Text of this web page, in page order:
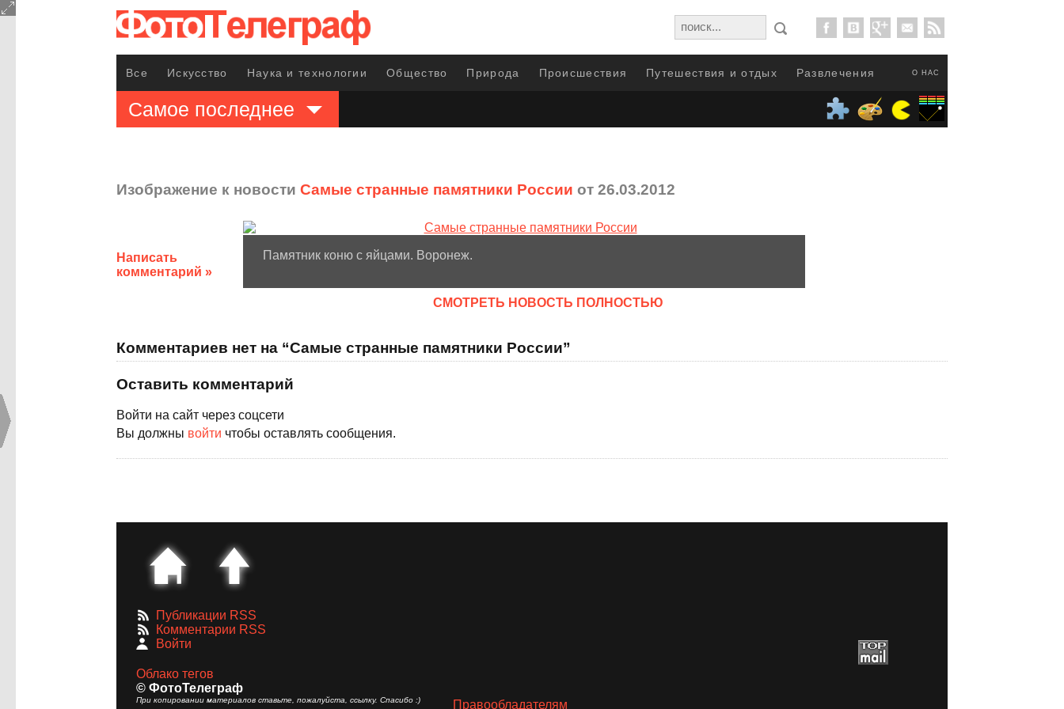
О НАС
Все Искусство Наука и технологии Общество Природа Происшествия Путешествия и отдых Развлечения
Самое последнее
Изображение к новости Самые странные памятники России от 26.03.2012
Написать
комментарий »
Памятник коню с яйцами. Воронеж.
CМОТРЕТЬ НОВОСТЬ ПОЛНОСТЬЮ
Комментариев нет на “Самые странные памятники России”
Оставить комментарий
Войти на сайт через соцсети
Вы должны войти чтобы оставлять сообщения.
Публикации RSS
Комментарии RSS
Войти
Облако тегов
© ФотоТелеграф
При копировании материалов ставьте, пожалуйста, ссылку. Спасибо :) Правообладателям